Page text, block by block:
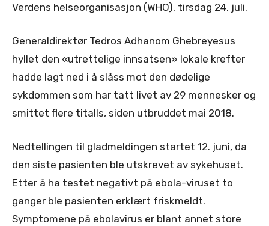
Verdens helseorganisasjon (WHO), tirsdag 24. juli.
Generaldirektør Tedros Adhanom Ghebreyesus
hyllet den «utrettelige innsatsen» lokale krefter
hadde lagt ned i å slåss mot den dødelige
sykdommen som har tatt livet av 29 mennesker og
smittet flere titalls, siden utbruddet mai 2018.
Nedtellingen til gladmeldingen startet 12. juni, da
den siste pasienten ble utskrevet av sykehuset.
Etter å ha testet negativt på ebola-viruset to
ganger ble pasienten erklært friskmeldt.
Symptomene på ebolavirus er blant annet store